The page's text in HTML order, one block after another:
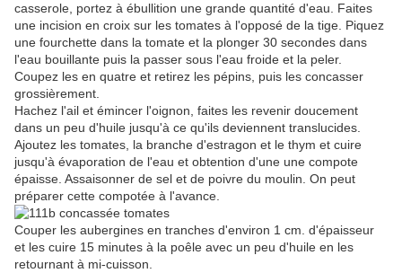
casserole, portez à ébullition une grande quantité d'eau. Faites
une incision en croix sur les tomates à l'opposé de la tige. Piquez
une fourchette dans la tomate et la plonger 30 secondes dans
l'eau bouillante puis la passer sous l'eau froide et la peler.
Coupez les en quatre et retirez les pépins, puis les concasser
grossièrement.
Hachez l'ail et émincer l'oignon, faites les revenir doucement
dans un peu d'huile jusqu'à ce qu'ils deviennent translucides.
Ajoutez les tomates, la branche d'estragon et le thym et cuire
jusqu'à évaporation de l'eau et obtention d'une une compote
épaisse. Assaisonner de sel et de poivre du moulin. On peut
préparer cette compotée à l'avance.
Couper les aubergines en tranches d'environ 1 cm. d'épaisseur
et les cuire 15 minutes à la poêle avec un peu d'huile en les
retournant à mi-cuisson.